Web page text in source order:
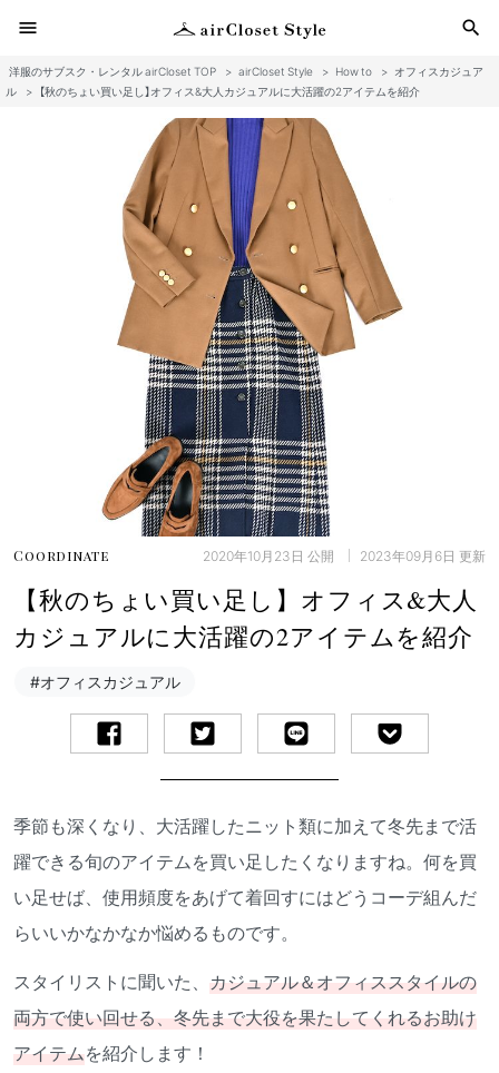
menu search
検
洋服のサブスク・レンタル airCloset TOP > airCloset Style > How to > オフィスカジュア
ル > 【秋のちょい買い足し】オフィス&大人カジュアルに大活躍の2アイテムを紹介
Coordinate 2020年10月23日 公開 2023年09月6日 更新
【秋のちょい買い足し】オフィス&大人
カジュアルに大活躍の2アイテムを紹介
#オフィスカジュアル
季節も深くなり、大活躍したニット類に加えて冬先まで活
躍できる旬のアイテムを買い足したくなりますね。何を買
い足せば、使用頻度をあげて着回すにはどうコーデ組んだ
らいいかなかなか悩めるものです。
スタイリストに聞いた、 カジュアル＆オフィススタイルの
両方で使い回せる、冬先まで大役を果たしてくれるお助け
アイテムを紹介します！